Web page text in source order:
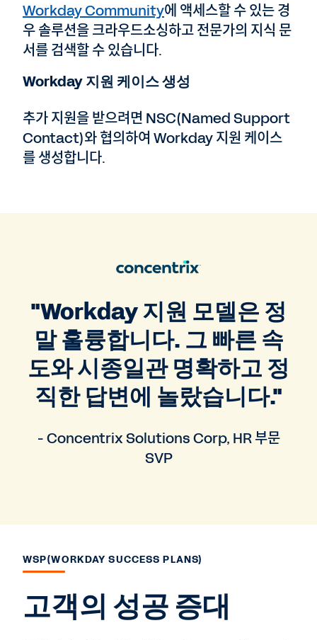
Workday Community에 액세스할 수 있는 경
우 솔루션을 크라우드소싱하고 전문가의 지식 문
서를 검색할 수 있습니다.
Workday 지원 케이스 생성
추가 지원을 받으려면 NSC(Named Support
Contact)와 협의하여 Workday 지원 케이스
를 생성합니다.
"Workday 지원 모델은 정
말 훌륭합니다. 그 빠른 속
도와 시종일관 명확하고 정
직한 답변에 놀랐습니다."
- Concentrix Solutions Corp, HR 부문
SVP
WSP(WORKDAY SUCCESS PLANS)
고객의 성공 증대